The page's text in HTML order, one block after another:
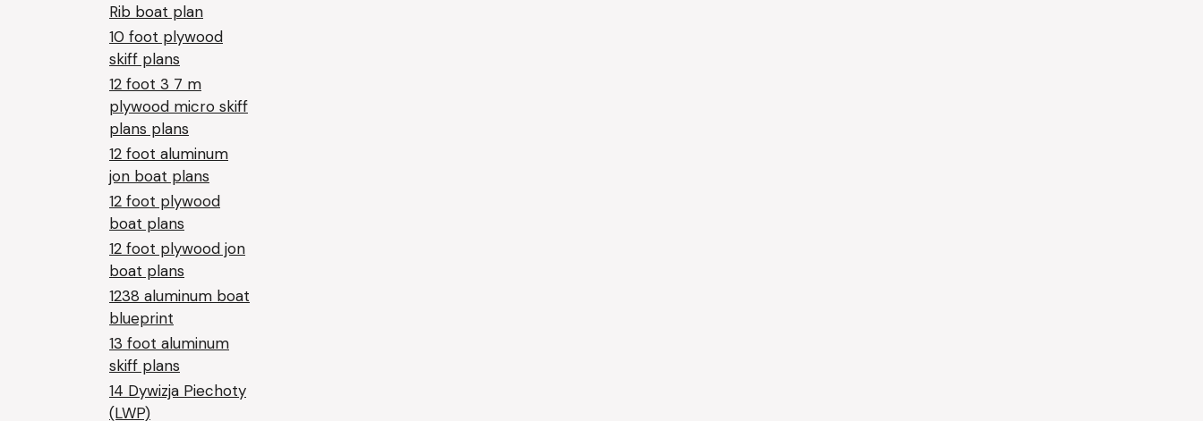
Rib boat plan
10 foot plywood
skiff plans
12 foot 3 7 m
plywood micro skiff
plans plans
12 foot aluminum
jon boat plans
12 foot plywood
boat plans
12 foot plywood jon
boat plans
1238 aluminum boat
blueprint
13 foot aluminum
skiff plans
14 Dywizja Piechoty
(LWP)